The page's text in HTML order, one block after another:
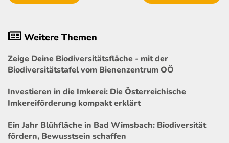
Weitere Themen
Zeige Deine Biodiversitätsfläche - mit der
Biodiversitätstafel vom Bienenzentrum OÖ
Investieren in die Imkerei: Die Österreichische
Imkereiförderung kompakt erklärt
Ein Jahr Blühfläche in Bad Wimsbach: Biodiversität
fördern, Bewusstsein schaffen